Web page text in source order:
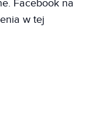
Facebook na
w tej